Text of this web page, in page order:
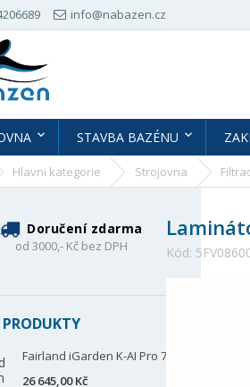
info@nabazen.cz
STAVBA BAZÉNU
Hlavni kategorie Strojovna
Doručení zdarma
od 3000,- Kč bez DPH
Fairland iGarden K-AI Pro 70
26 645,00 Kč
Kód: